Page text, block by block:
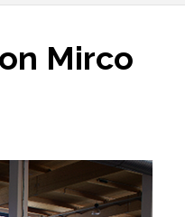
Mirco